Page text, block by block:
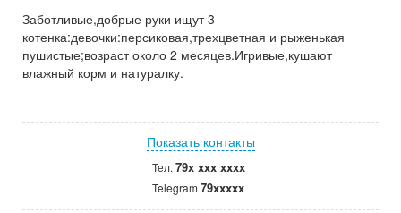
Заботливые,добрые руки ищут 3
котенка:девочки:персиковая,трехцветная и рыженькая
пушистые;возраст около 2 месяцев.Игривые,кушают
влажный корм и натуралку.
Показать контакты
Тел. 79x xxx xxxx
Telegram 79xxxxx